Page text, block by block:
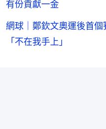
有份貢獻一金
網球｜鄭欽文奧運後首
「不在我手上」